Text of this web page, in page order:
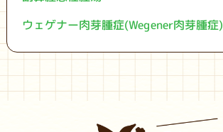
ウェゲナー肉芽腫症(Wegener肉芽腫症)